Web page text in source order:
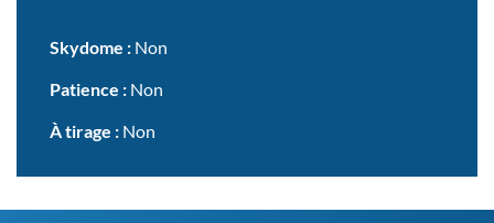
Skydome : Non
Patience : Non
À tirage : Non